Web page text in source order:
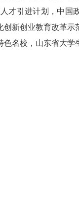
才引进计划，中国
新创业教育改革示
名校，山东省大学